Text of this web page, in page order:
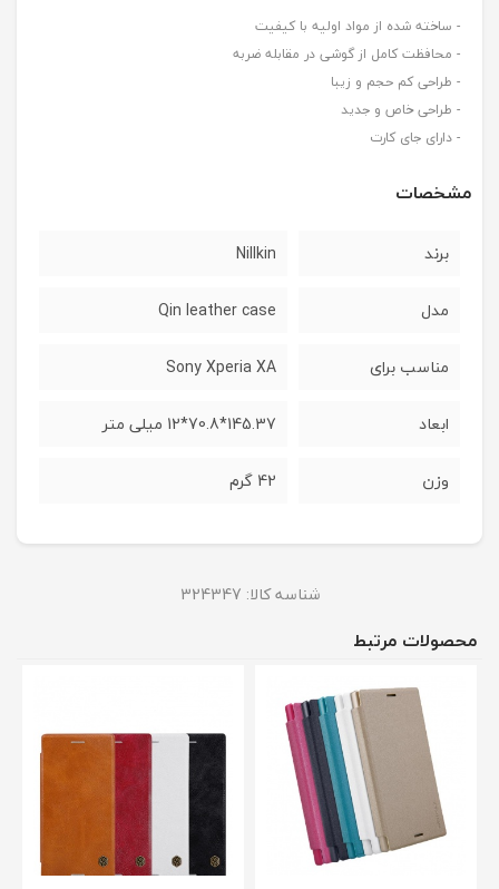
- ساخته شده از مواد اولیه با کیفیت
- محافظت کامل از گوشی در مقابله ضربه
- طراحی کم حجم و زیبا
- طراحی خاص و جدید
- دارای جای کارت
مشخصات
برند Nillkin
مدل Qin leather case
مناسب برای Sony Xperia XA
ابعاد 145.37*70.8*12 میلی متر
وزن 42 گرم
شناسه کالا: 324347
محصولات مرتبط